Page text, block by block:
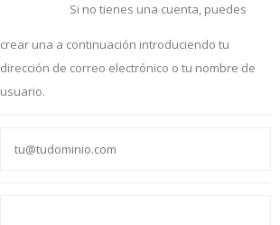
crear una a continuación introduciendo tu
dirección de correo electrónico o tu nombre de
usuario.